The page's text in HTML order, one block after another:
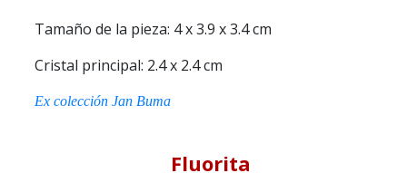
Tamaño de la pieza: 4 x 3.9 x 3.4 cm
Cristal principal: 2.4 x 2.4 cm
Ex colección Jan Buma
Fluorita